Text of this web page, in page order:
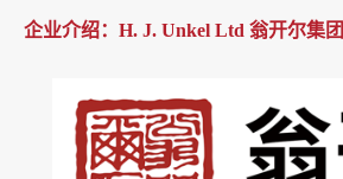
企业介绍： H. J. Unkel Ltd 翁开尔集团